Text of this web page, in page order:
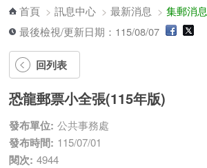
首頁 >訊息中心 >最新消息 >集郵消息
最後檢視/更新日期：115/08/07
回列表
恐龍郵票小全張(115年版)
發布單位: 公共事務處
發布時間: 115/07/01
閱次: 4944